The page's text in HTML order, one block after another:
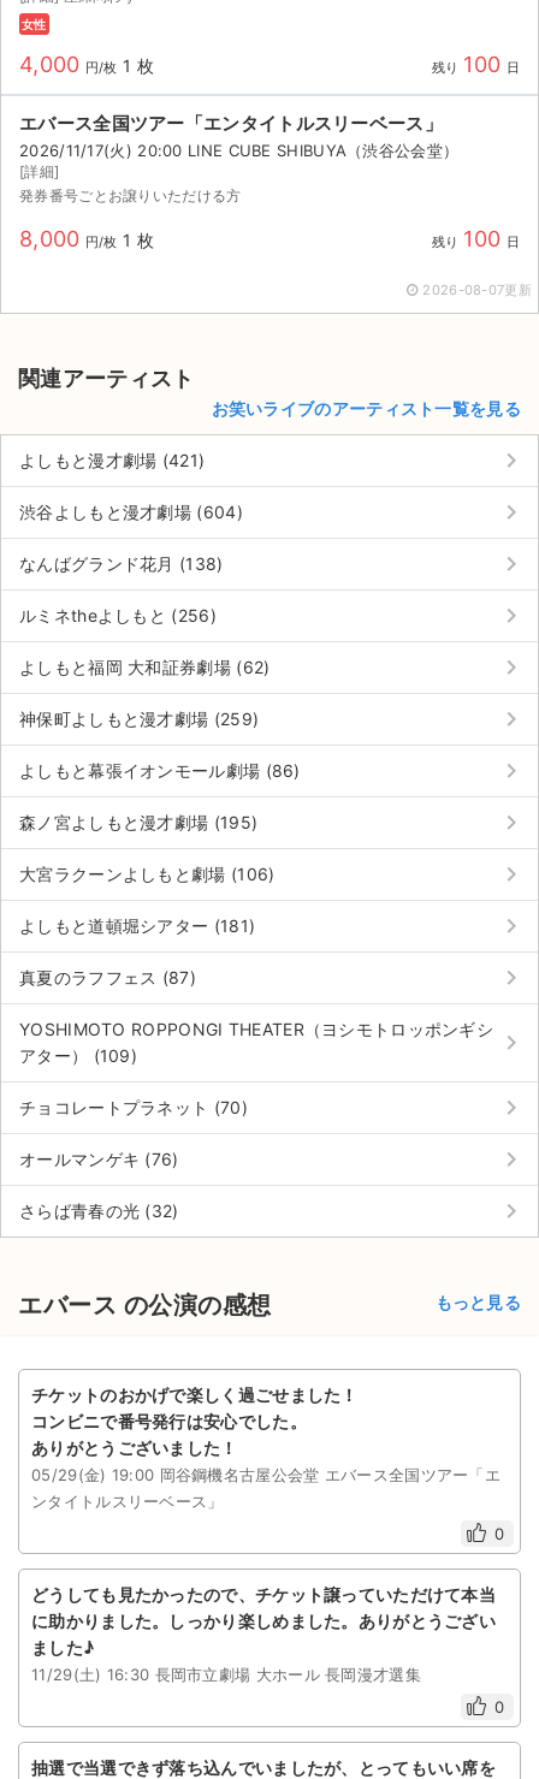
女性
4,000 円/枚 1 枚 残り 100 日
エバース全国ツアー「エンタイトルスリーベース」
2026/11/17(火) 20:00 LINE CUBE SHIBUYA（渋谷公会堂）
[詳細]
発券番号ごとお譲りいただける方
8,000 円/枚 1 枚 残り 100 日
2026-08-07更新
関連アーティスト
お笑いライブのアーティスト一覧を見る
よしもと漫才劇場 (421) keyboard_arrow_right
渋谷よしもと漫才劇場 (604) keyboard_arrow_right
なんばグランド花月 (138) keyboard_arrow_right
ルミネtheよしもと (256) keyboard_arrow_right
よしもと福岡 大和証券劇場 (62) keyboard_arrow_right
神保町よしもと漫才劇場 (259) keyboard_arrow_right
よしもと幕張イオンモール劇場 (86) keyboard_arrow_right
森ノ宮よしもと漫才劇場 (195) keyboard_arrow_right
大宮ラクーンよしもと劇場 (106) keyboard_arrow_right
よしもと道頓堀シアター (181) keyboard_arrow_right
真夏のラフフェス (87) keyboard_arrow_right
YOSHIMOTO ROPPONGI THEATER（ヨシモトロッポンギシ
アター） (109)
keyboard_arrow_right
チョコレートプラネット (70) keyboard_arrow_right
オールマンゲキ (76) keyboard_arrow_right
さらば青春の光 (32) keyboard_arrow_right
エバース の公演の感想 もっと見る
チケットのおかげで楽しく過ごせました！
コンビニで番号発行は安心でした。
ありがとうございました！
05/29(金) 19:00 岡谷鋼機名古屋公会堂 エバース全国ツアー「エ
ンタイトルスリーベース」
0
どうしても見たかったので、チケット譲っていただけて本当
に助かりました。しっかり楽しめました。ありがとうござい
ました♪
11/29(土) 16:30 長岡市立劇場 大ホール 長岡漫才選集
0
抽選で当選できず落ち込んでいましたが、とってもいい席を